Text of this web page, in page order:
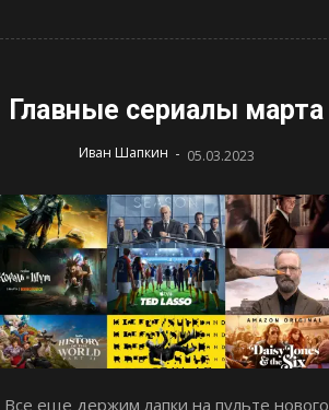
Главные сериалы марта
Иван Шапкин - 05.03.2023
Все еще держим лапки на пульте нового